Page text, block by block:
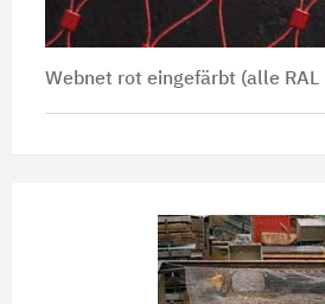
Webnet rot eingefärbt (alle